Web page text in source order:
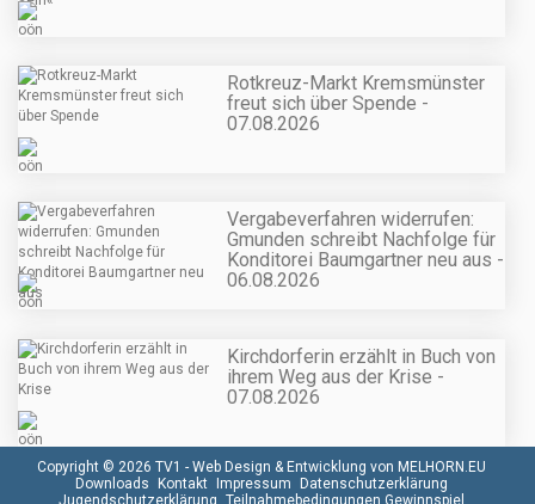
Rotkreuz-Markt Kremsmünster
freut sich über Spende -
07.08.2026
Vergabeverfahren widerrufen:
Gmunden schreibt Nachfolge für
Konditorei Baumgartner neu aus -
06.08.2026
Kirchdorferin erzählt in Buch von
ihrem Weg aus der Krise -
07.08.2026
Copyright © 2026 TV1 - Web Design & Entwicklung von MELHORN.EU
Downloads Kontakt Impressum Datenschutzerklärung
Jugendschutzerklärung Teilnahmebedingungen Gewinnspiel